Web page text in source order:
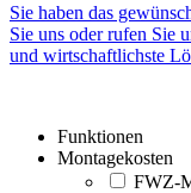
Sie haben das
Sie uns oder rufen Sie
und wirtschaftlichste
Funktionen
Montagekosten
FWZ-